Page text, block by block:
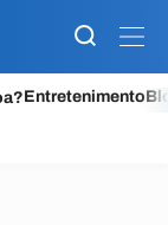
Entretenimento